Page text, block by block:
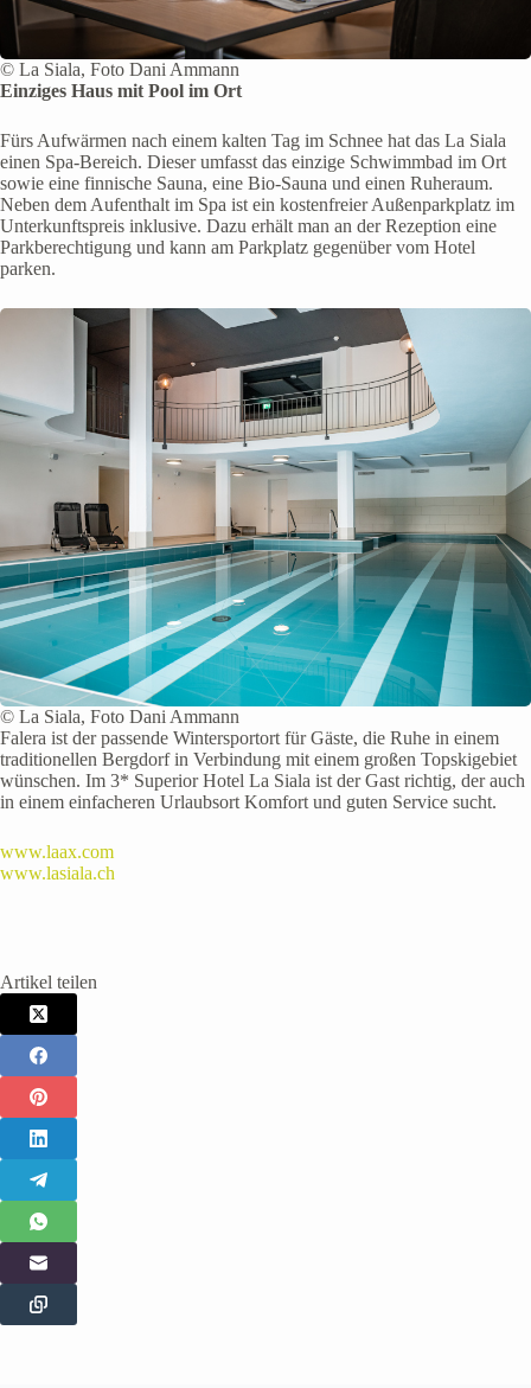
© La Siala, Foto Dani Ammann
Einziges Haus mit Pool im Ort
Fürs Aufwärmen nach einem kalten Tag im Schnee hat das La Siala
einen Spa-Bereich. Dieser umfasst das einzige Schwimmbad im Ort
sowie eine finnische Sauna, eine Bio-Sauna und einen Ruheraum.
Neben dem Aufenthalt im Spa ist ein kostenfreier Außenparkplatz im
Unterkunftspreis inklusive. Dazu erhält man an der Rezeption eine
Parkberechtigung und kann am Parkplatz gegenüber vom Hotel
parken.
© La Siala, Foto Dani Ammann
Falera ist der passende Wintersportort für Gäste, die Ruhe in einem
traditionellen Bergdorf in Verbindung mit einem großen Topskigebiet
wünschen. Im 3* Superior Hotel La Siala ist der Gast richtig, der auch
in einem einfacheren Urlaubsort Komfort und guten Service sucht.
www.laax.com
www.lasiala.ch
Artikel teilen